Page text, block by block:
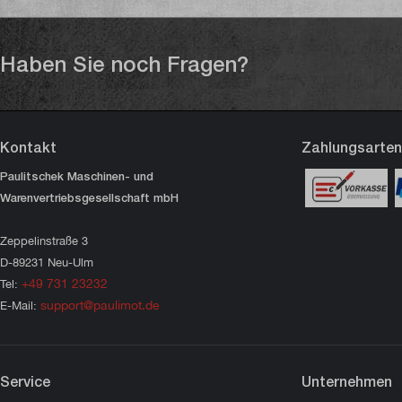
Anwendungen kann dieser
Hartmetalleinsatz durch eine
werden, die für das zu
passend ist. Diese speziellen
Wendeschneidplatten finden
Sie in unserem Sortiment.
Haben Sie noch Fragen?
Kontakt
Paulitschek Maschinen- und
Warenvertriebsgesellschaft mbH
Zeppelinstraße 3
D-89231 Neu-Ulm
Tel: +49 731 23232
E-Mail: support@paulimot.de
Zahlungsarten
Service Unternehmen